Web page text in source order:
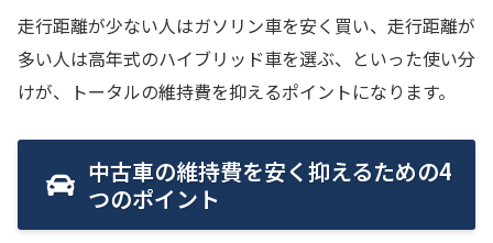
走行距離が少ない人はガソリン車を安く買い、走行距離が
多い人は高年式のハイブリッド車を選ぶ、といった使い分
けが、トータルの維持費を抑えるポイントになります。
中古車の維持費を安く抑えるための4
つのポイント